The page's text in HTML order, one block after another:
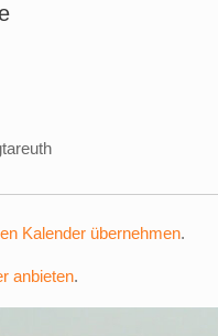
Kalender übernehmen.
anbieten.